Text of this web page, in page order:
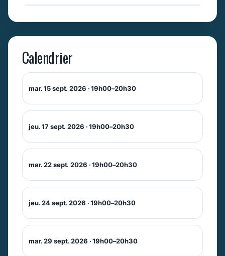
Calendrier
mar. 15 sept. 2026 · 19h00–20h30
jeu. 17 sept. 2026 · 19h00–20h30
mar. 22 sept. 2026 · 19h00–20h30
jeu. 24 sept. 2026 · 19h00–20h30
mar. 29 sept. 2026 · 19h00–20h30